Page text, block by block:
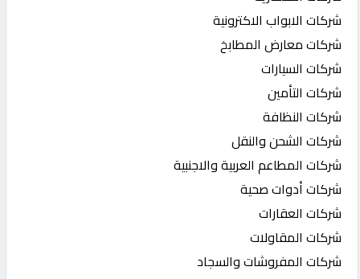
شركات الابواب الاكترونية
شركات معارض المطابخ
شركات السيارات
شركات التأمين
شركات النظافة
شركات الشحن والنقل
شركات المطاعم العربية والاجنبية
شركات أدوات صحية
شركات العقارات
شركات المقاولات
شركات المفروشات والسجاد